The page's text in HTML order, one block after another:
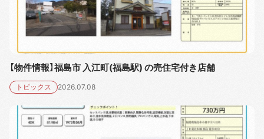
【物件情報】福島市 入江町(福島駅) の売住宅付き店舗
トピックス 2026.07.08